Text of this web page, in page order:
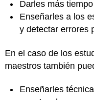
Darles más
Enseñarles a los
y detectar errores
En el caso de los
maestros también
Enseñarles